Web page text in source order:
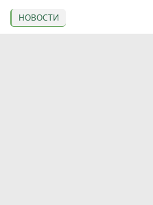
НОВОСТИ